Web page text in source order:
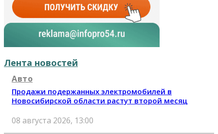
Лента новостей
Авто
Продажи подержанных электромобилей в
Новосибирской области растут второй месяц
08 августа 2026, 13:00